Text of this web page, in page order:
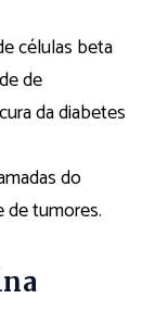
células beta
de
da diabetes
do
tumores.